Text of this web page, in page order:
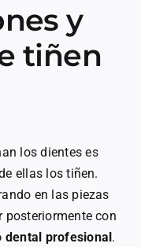
y
tiñen
los dientes es
ellas los tiñen.
en las piezas
posteriormente con
dental profesional.